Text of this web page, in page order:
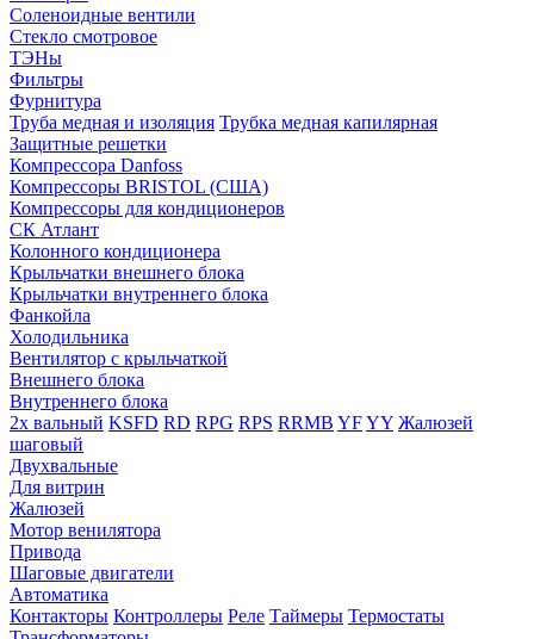
Соленоидные вентили
Стекло смотровое
ТЭНы
Фильтры
Фурнитура
Труба медная и изоляция Трубка медная капилярная
Защитные решетки
Компрессора Danfoss
Компрессоры BRISTOL (США)
Компрессоры для кондиционеров
СК Атлант
Колонного кондиционера
Крыльчатки внешнего блока
Крыльчатки внутреннего блока
Фанкойла
Холодильника
Вентилятор с крыльчаткой
Внешнего блока
Внутреннего блока
2х вальный KSFD RD RPG RPS RRMB YFYY Жалюзей
шаговый
Двухвальные
Для витрин
Жалюзей
Мотор венилятора
Привода
Шаговые двигатели
Автоматика
Контакторы Контроллеры Реле Таймеры Термостаты